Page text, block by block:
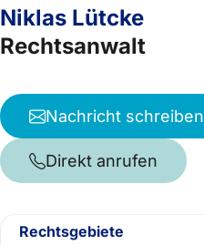
Niklas Lütcke
Rechtsanwalt
Nachricht schreiben
Direkt anrufen
Rechtsgebiete